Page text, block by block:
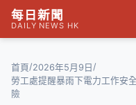
每日新聞
DAILY NEWS HK
首頁/2026年5月9日 /
勞工處提醒暴雨下電力工作安
險